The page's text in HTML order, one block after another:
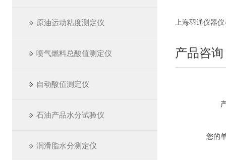
原油运动粘度测定仪
喷气燃料总酸值测定仪
自动酸值测定仪
石油产品水分试验仪
润滑脂水分测定仪
上海羽通仪器
产品咨询
您的